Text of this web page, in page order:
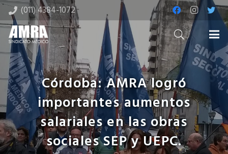
(011) 4384-1072
Córdoba: AMRA logró
importantes aumentos
salariales en las obras
sociales SEP y UEPC.